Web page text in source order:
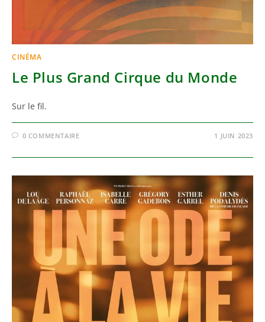
CINÉMA
Le Plus Grand Cirque du Monde
Sur le fil.
0 COMMENTAIRE 1 JUIN 2023